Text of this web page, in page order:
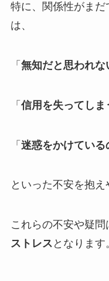
特に、関係性がま
は、
「 無知だと思われな
「 信用を失ってし
「 迷惑をかけている
といった不安を抱え
これらの不安や疑
ストレス となります